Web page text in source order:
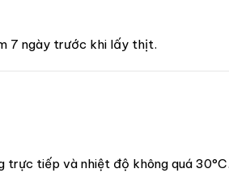
7 ngày trước khi lấy thịt.
trực tiếp và nhiệt độ không quá 30°C.